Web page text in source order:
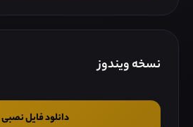
نسخه ویندوز
دانلود فایل نصبی